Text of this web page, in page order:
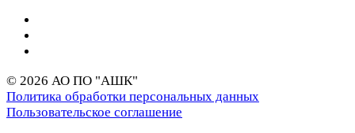
© 2026 АО ПО "АШК"
Политика обработки персональных данных
Пользовательское соглашение